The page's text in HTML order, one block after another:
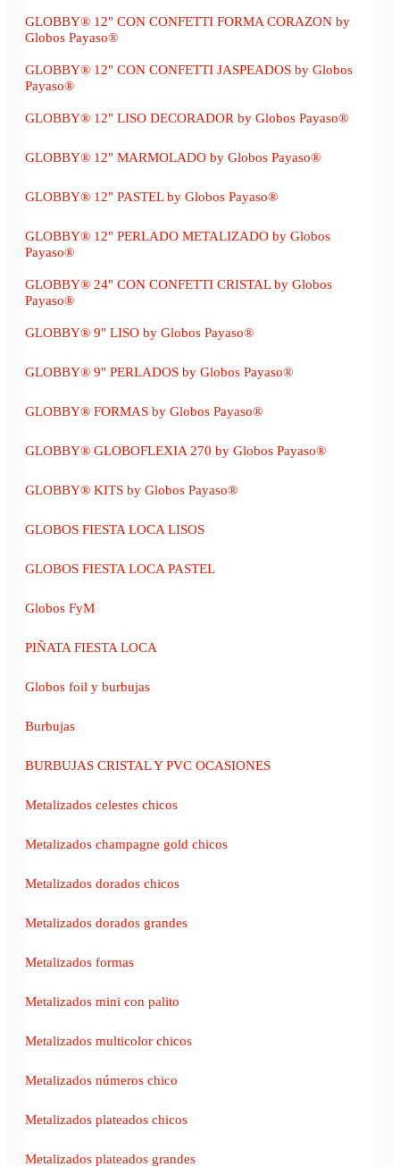
GLOBBY® 12" CON CONFETTI FORMA CORAZON by
Globos Payaso®
GLOBBY® 12" CON CONFETTI JASPEADOS by Globos
Payaso®
GLOBBY® 12" LISO DECORADOR by Globos Payaso®
GLOBBY® 12" MARMOLADO by Globos Payaso®
GLOBBY® 12" PASTEL by Globos Payaso®
GLOBBY® 12" PERLADO METALIZADO by Globos
Payaso®
GLOBBY® 24" CON CONFETTI CRISTAL by Globos
Payaso®
GLOBBY® 9" LISO by Globos Payaso®
GLOBBY® 9" PERLADOS by Globos Payaso®
GLOBBY® FORMAS by Globos Payaso®
GLOBBY® GLOBOFLEXIA 270 by Globos Payaso®
GLOBBY® KITS by Globos Payaso®
GLOBOS FIESTA LOCA LISOS
GLOBOS FIESTA LOCA PASTEL
Globos FyM
PIÑATA FIESTA LOCA
Globos foil y burbujas
Burbujas
BURBUJAS CRISTAL Y PVC OCASIONES
Metalizados celestes chicos
Metalizados champagne gold chicos
Metalizados dorados chicos
Metalizados dorados grandes
Metalizados formas
Metalizados mini con palito
Metalizados multicolor chicos
Metalizados números chico
Metalizados plateados chicos
Metalizados plateados grandes